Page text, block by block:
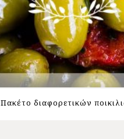
Πακέτο διαφορετικών